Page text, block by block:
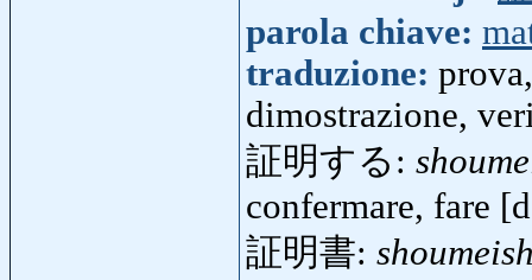
parola chiave:
traduzione:
dimostrazione,
証明する:
confermare, fare
証明書: